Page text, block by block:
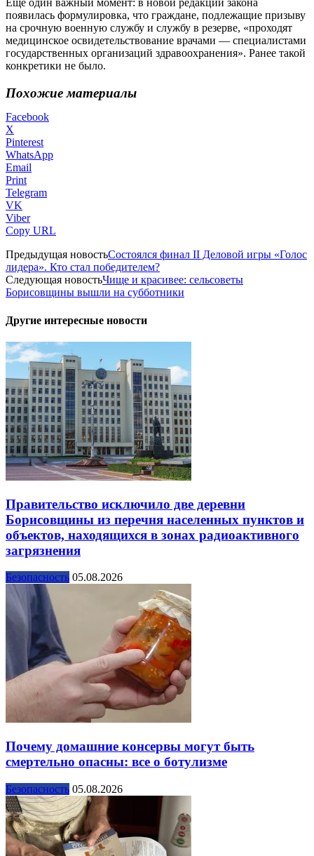
появилась формулировка, что граждане, подлежащие призыву
на срочную военную службу и службу в резерве, «проходят
медицинское освидетельствование врачами — специалистами
государственных организаций здравоохранения». Ранее такой
конкретики не было.
Похожие материалы
Facebook
X
Pinterest
WhatsApp
Email
Print
Telegram
VK
Viber
Copy URL
Предыдущая новостьСостоялся финал II Деловой игры «Голос
лидера». Кто стал победителем?
Следующая новостьЧище и красивее: сельсоветы
Борисовщины вышли на субботники
Другие интересные новости
Правительство исключило две деревни
Борисовщины из перечня населенных пунктов и
объектов, находящихся в зонах радиоактивного
загрязнения
Безопасность 05.08.2026
Почему домашние консервы могут быть
смертельно опасны: все о ботулизме
Безопасность 05.08.2026